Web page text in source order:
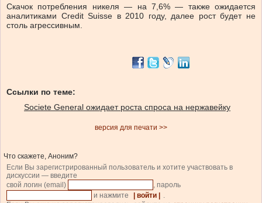
Скачок потребления никеля — на 7,6% — также ожидается
аналитиками Credit Suisse в 2010 году, далее рост будет не
столь агрессивным.
Ссылки по теме:
Societe General ожидает роста спроса на нержавейку
версия для печати >>
Что скажете, Аноним?
Если Вы зарегистрированный пользователь и хотите участвовать в
дискуссии — введите
свой логин (email)
, пароль
и нажмите
| войти |
.